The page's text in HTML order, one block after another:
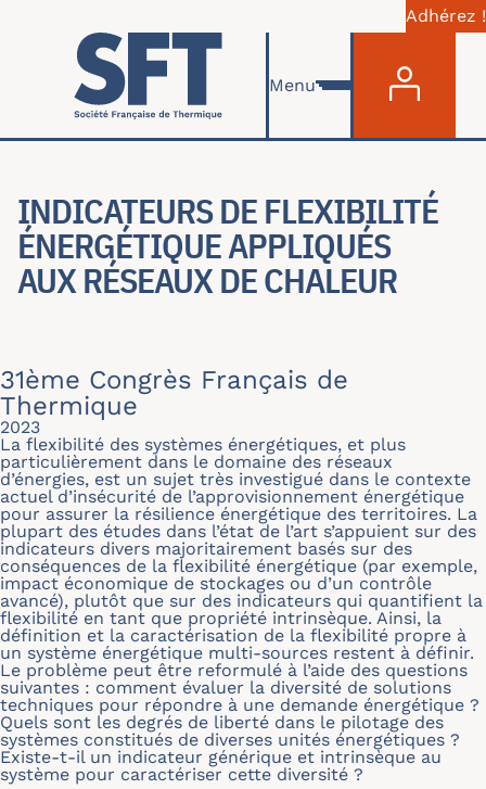
Aller au contenu principal
Adhérez !
Menu
INDICATEURS DE FLEXIBILITÉ
ÉNERGÉTIQUE APPLIQUÉS
AUX RÉSEAUX DE CHALEUR
31ème Congrès Français de
Thermique
2023
La flexibilité des systèmes énergétiques, et plus
particulièrement dans le domaine des réseaux
d’énergies, est un sujet très investigué dans le contexte
actuel d’insécurité de l’approvisionnement énergétique
pour assurer la résilience énergétique des territoires. La
plupart des études dans l’état de l’art s’appuient sur des
indicateurs divers majoritairement basés sur des
conséquences de la flexibilité énergétique (par exemple,
impact économique de stockages ou d’un contrôle
avancé), plutôt que sur des indicateurs qui quantifient la
flexibilité en tant que propriété intrinsèque. Ainsi, la
définition et la caractérisation de la flexibilité propre à
un système énergétique multi-sources restent à définir.
Le problème peut être reformulé à l’aide des questions
suivantes : comment évaluer la diversité de solutions
techniques pour répondre à une demande énergétique ?
Quels sont les degrés de liberté dans le pilotage des
systèmes constitués de diverses unités énergétiques ?
Existe-t-il un indicateur générique et intrinsèque au
système pour caractériser cette diversité ?